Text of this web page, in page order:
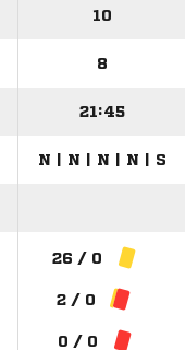
10
8
21:45
N | N | N | N | S
26 / 0
2 / 0
0 / 0